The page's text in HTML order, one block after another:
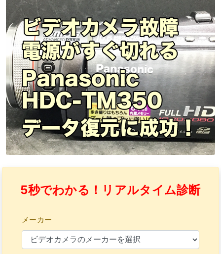
5秒でわかる！リアルタイム診断
メーカー